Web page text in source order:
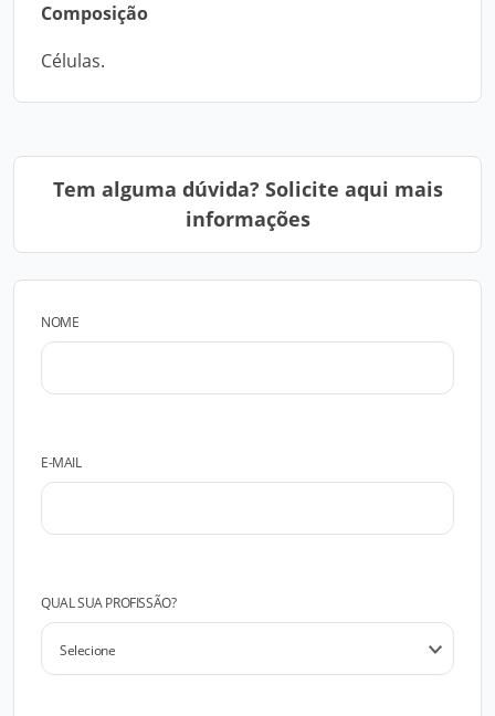
Composição
Células.
Tem alguma dúvida? Solicite aqui mais
informações
NOME
E-MAIL
QUAL SUA PROFISSÃO?